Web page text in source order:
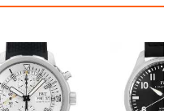
イトでのご注文と店頭処理との時
にも、事前に在庫の確認をお電話か
願いいたします。